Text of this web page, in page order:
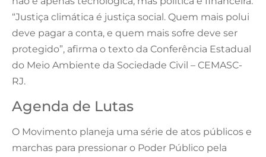
“Justiça climática é justiça social. Quem mais polui
deve pagar a conta, e quem mais sofre deve ser
protegido”, afirma o texto da Conferência Estadual
do Meio Ambiente da Sociedade Civil – CEMASC-
RJ.
Agenda de Lutas
O Movimento planeja uma série de atos públicos e
marchas para pressionar o Poder Público pela